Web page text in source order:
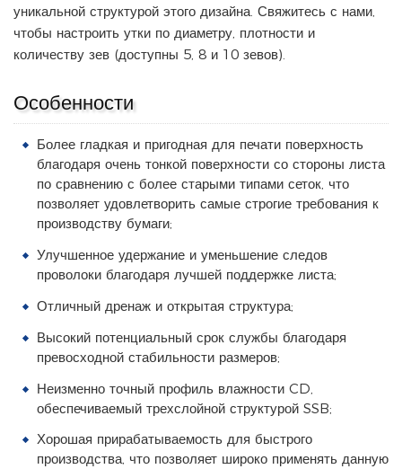
уникальной структурой этого дизайна. Свяжитесь с нами,
чтобы настроить утки по диаметру, плотности и
количеству зев (доступны 5, 8 и 10 зевов).
Особенности
Более гладкая и пригодная для печати поверхность
благодаря очень тонкой поверхности со стороны листа
по сравнению с более старыми типами сеток, что
позволяет удовлетворить самые строгие требования к
производству бумаги;
Улучшенное удержание и уменьшение следов
проволоки благодаря лучшей поддержке листа;
Отличный дренаж и открытая структура;
Высокий потенциальный срок службы благодаря
превосходной стабильности размеров;
Неизменно точный профиль влажности CD,
обеспечиваемый трехслойной структурой SSB;
Хорошая прирабатываемость для быстрого
производства, что позволяет широко применять данную